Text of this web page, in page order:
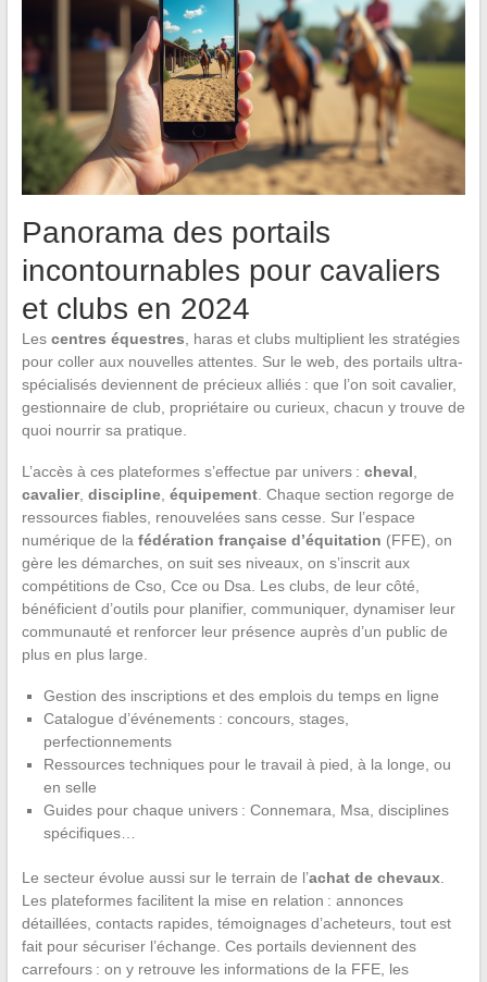
Panorama des portails
incontournables pour cavaliers
et clubs en 2024
Les centres équestres , haras et clubs multiplient les stratégies
pour coller aux nouvelles attentes. Sur le web, des portails ultra-
spécialisés deviennent de précieux alliés : que l’on soit cavalier,
gestionnaire de club, propriétaire ou curieux, chacun y trouve de
quoi nourrir sa pratique.
L’accès à ces plateformes s’effectue par univers : cheval
cavalier, discipline, équipement. Chaque section regorge de
ressources fiables, renouvelées sans cesse. Sur l’espace
numérique de la fédération française d’équitation (FFE), on
gère les démarches, on suit ses niveaux, on s’inscrit aux
compétitions de Cso, Cce ou Dsa. Les clubs, de leur côté,
bénéficient d’outils pour planifier, communiquer, dynamiser leur
communauté et renforcer leur présence auprès d’un public de
plus en plus large.
Gestion des inscriptions et des emplois du temps en ligne
Catalogue d’événements : concours, stages,
perfectionnements
Ressources techniques pour le travail à pied, à la longe, ou
en selle
Guides pour chaque univers : Connemara, Msa, disciplines
spécifiques…
Le secteur évolue aussi sur le terrain de l’achat de chevaux.
Les plateformes facilitent la mise en relation : annonces
détaillées, contacts rapides, témoignages d’acheteurs, tout est
fait pour sécuriser l’échange. Ces portails deviennent des
carrefours : on y retrouve les informations de la FFE, les